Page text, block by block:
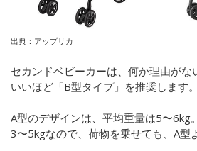
出典：アップリカ
セカンドベビーカーは、何か理由がな
いいほど「B型タイプ」を推奨します。
A型のデザインは、平均重量は5〜6kg
3〜5kgなので、荷物を乗せても、A型